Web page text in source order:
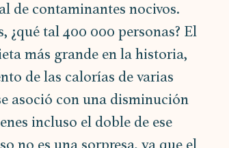
de contaminantes nocivos.
¿qué tal 400 000 personas? El
más grande en la historia,
de las calorías de varias
asoció con una disminución
incluso el doble de ese